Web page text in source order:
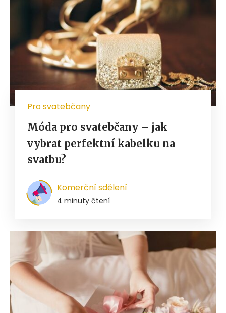
Pro svatebčany
Móda pro svatebčany – jak
vybrat perfektní kabelku na
svatbu?
Komerční sdělení
4 minuty čtení